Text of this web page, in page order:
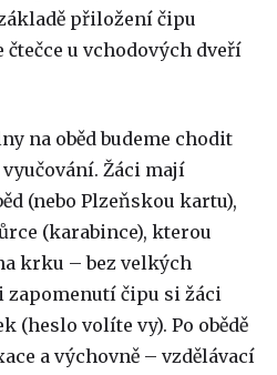
přiložení čipu
čtečce u vchodových dveří
na oběd budeme chodit
Žáci mají
(nebo Plzeňskou kartu),
(karabince), kterou
krku – bez velkých
zapomenutí čipu si žáci
(heslo volíte vy). Po obědě
a výchovně – vzdělávací